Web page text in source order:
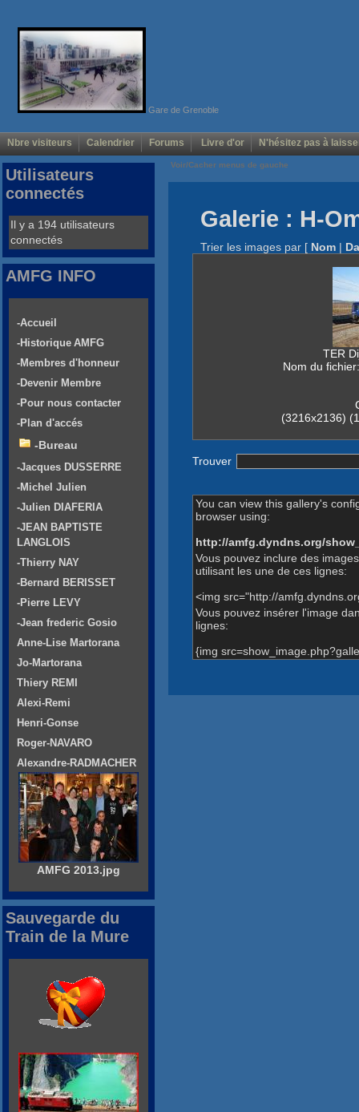
Gare de Grenoble
Nbre visiteurs Calendrier Forums Livre d'or N'hésitez pas à
Voir/Cacher menus de gauche
Galerie : H-
Trier les images par [ Nom |
TER
Nom du
(3216x2136)
Trouver
You can view this gallery's
browser using:
http://amfg.dyndns.org/
Vous pouvez inclure des
utilisant les une de ces lignes:
<img src="http://
Vous pouvez insérer l'image
lignes:
{img
Utilisateurs
connectés
Il y a 194 utilisateurs
connectés
AMFG INFO
-Accueil
-Historique AMFG
-Membres d'honneur
-Devenir Membre
-Pour nous contacter
-Plan d'accés
-Bureau
-Jacques DUSSERRE
-Michel Julien
-Julien DIAFERIA
-JEAN BAPTISTE
LANGLOIS
-Thierry NAY
-Bernard BERISSET
-Pierre LEVY
-Jean frederic Gosio
Anne-Lise Martorana
Jo-Martorana
Thiery REMI
Alexi-Remi
Henri-Gonse
Roger-NAVARO
Alexandre-RADMACHER
AMFG 2013.jpg
Sauvegarde du
Train de la Mure